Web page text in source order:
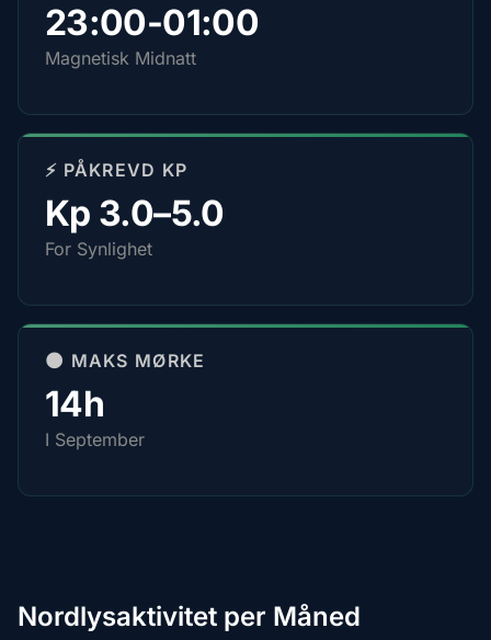
23:00-01:00
Magnetisk Midnatt
⚡ PÅKREVD KP
Kp 3.0–5.0
For Synlighet
🌑 MAKS MØRKE
14h
I September
Nordlysaktivitet per Måned